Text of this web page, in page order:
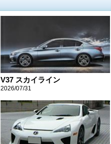
V37 スカイライン
2026/07/31